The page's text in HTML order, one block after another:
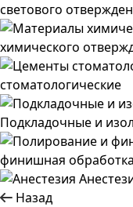
светового
химического
стоматологические
Подкладочные и
финишная обработка
Назад